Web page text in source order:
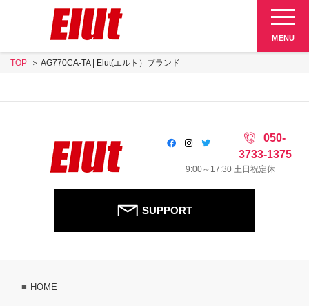
MENU
Elut 販売終了品
SUPPORT
TOP AG770CA-TA | Elut(エルト）ブランド
050-
3733-1375
9:00～17:30 土日祝定休
SUPPORT
HOME